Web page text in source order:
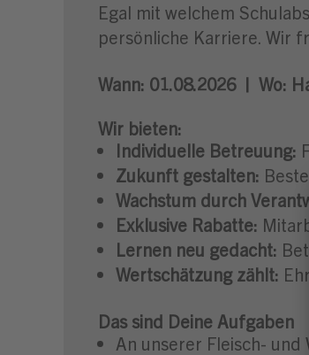
Egal mit welchem
persönliche Karriere. Wir
Wann: 01.08.2026 | Wo:
Wir bieten:
Individuelle Betreuung:
Zukunft gestalten:
Wachstum durch
Exklusive Rabatte:
Lernen neu gedacht:
Wertschätzung zählt:
Das sind Deine Aufgaben
An unserer Fleisch-